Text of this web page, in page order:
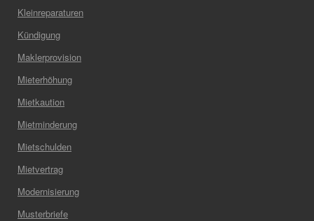
Kleinreparaturen
Kündigung
Maklerprovision
Mieterhöhung
Mietkaution
Mietminderung
Mietschulden
Mietvertrag
Modernisierung
Musterbriefe